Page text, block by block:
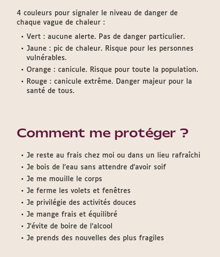
4 couleurs pour signaler le niveau de danger de
chaque vague de chaleur :
Vert : aucune alerte. Pas de danger particulier.
Jaune : pic de chaleur. Risque pour les personnes
vulnérables.
Orange : canicule. Risque pour toute la population.
Rouge : canicule extrême. Danger majeur pour la
santé de tous.
Comment me protéger ?
Je reste au frais chez moi ou dans un lieu rafraîchi
Je bois de l'eau sans attendre d'avoir soif
Je me mouille le corps
Je ferme les volets et fenêtres
Je privilégie des activités douces
Je mange frais et équilibré
J'évite de boire de l'alcool
Je prends des nouvelles des plus fragiles